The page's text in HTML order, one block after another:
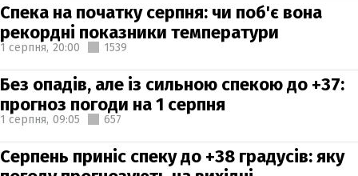
Спека на початку серпня: чи поб'є вона
рекордні показники температури
1 серпня, 20:00 1539
Без опадів, але із сильною спекою до +37:
прогноз погоди на 1 серпня
1 серпня, 09:05 657
Серпень приніс спеку до +38 градусів: яку